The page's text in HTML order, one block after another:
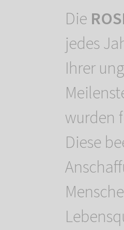
Die
jedes
Ihrer
wurden
Diese